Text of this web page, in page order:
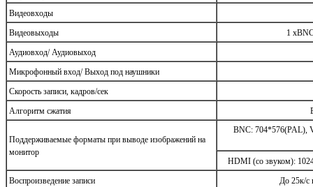
Видеовходы
Видеовыходы
1
Аудиовход/ Аудиовыход
Микрофонный вход/ Выход под наушники
Скорость записи, кадров/сек
Алгоритм сжатия
Поддерживаемые форматы при выводе изображений на
монитор
BNC: 704*576(PAL),
HDMI (со звуком):
Воспроизведение записи
До 25к/с